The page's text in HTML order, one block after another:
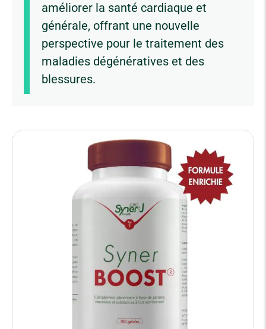
améliorer la santé cardiaque et
générale, offrant une nouvelle
perspective pour le traitement des
maladies dégénératives et des
blessures.